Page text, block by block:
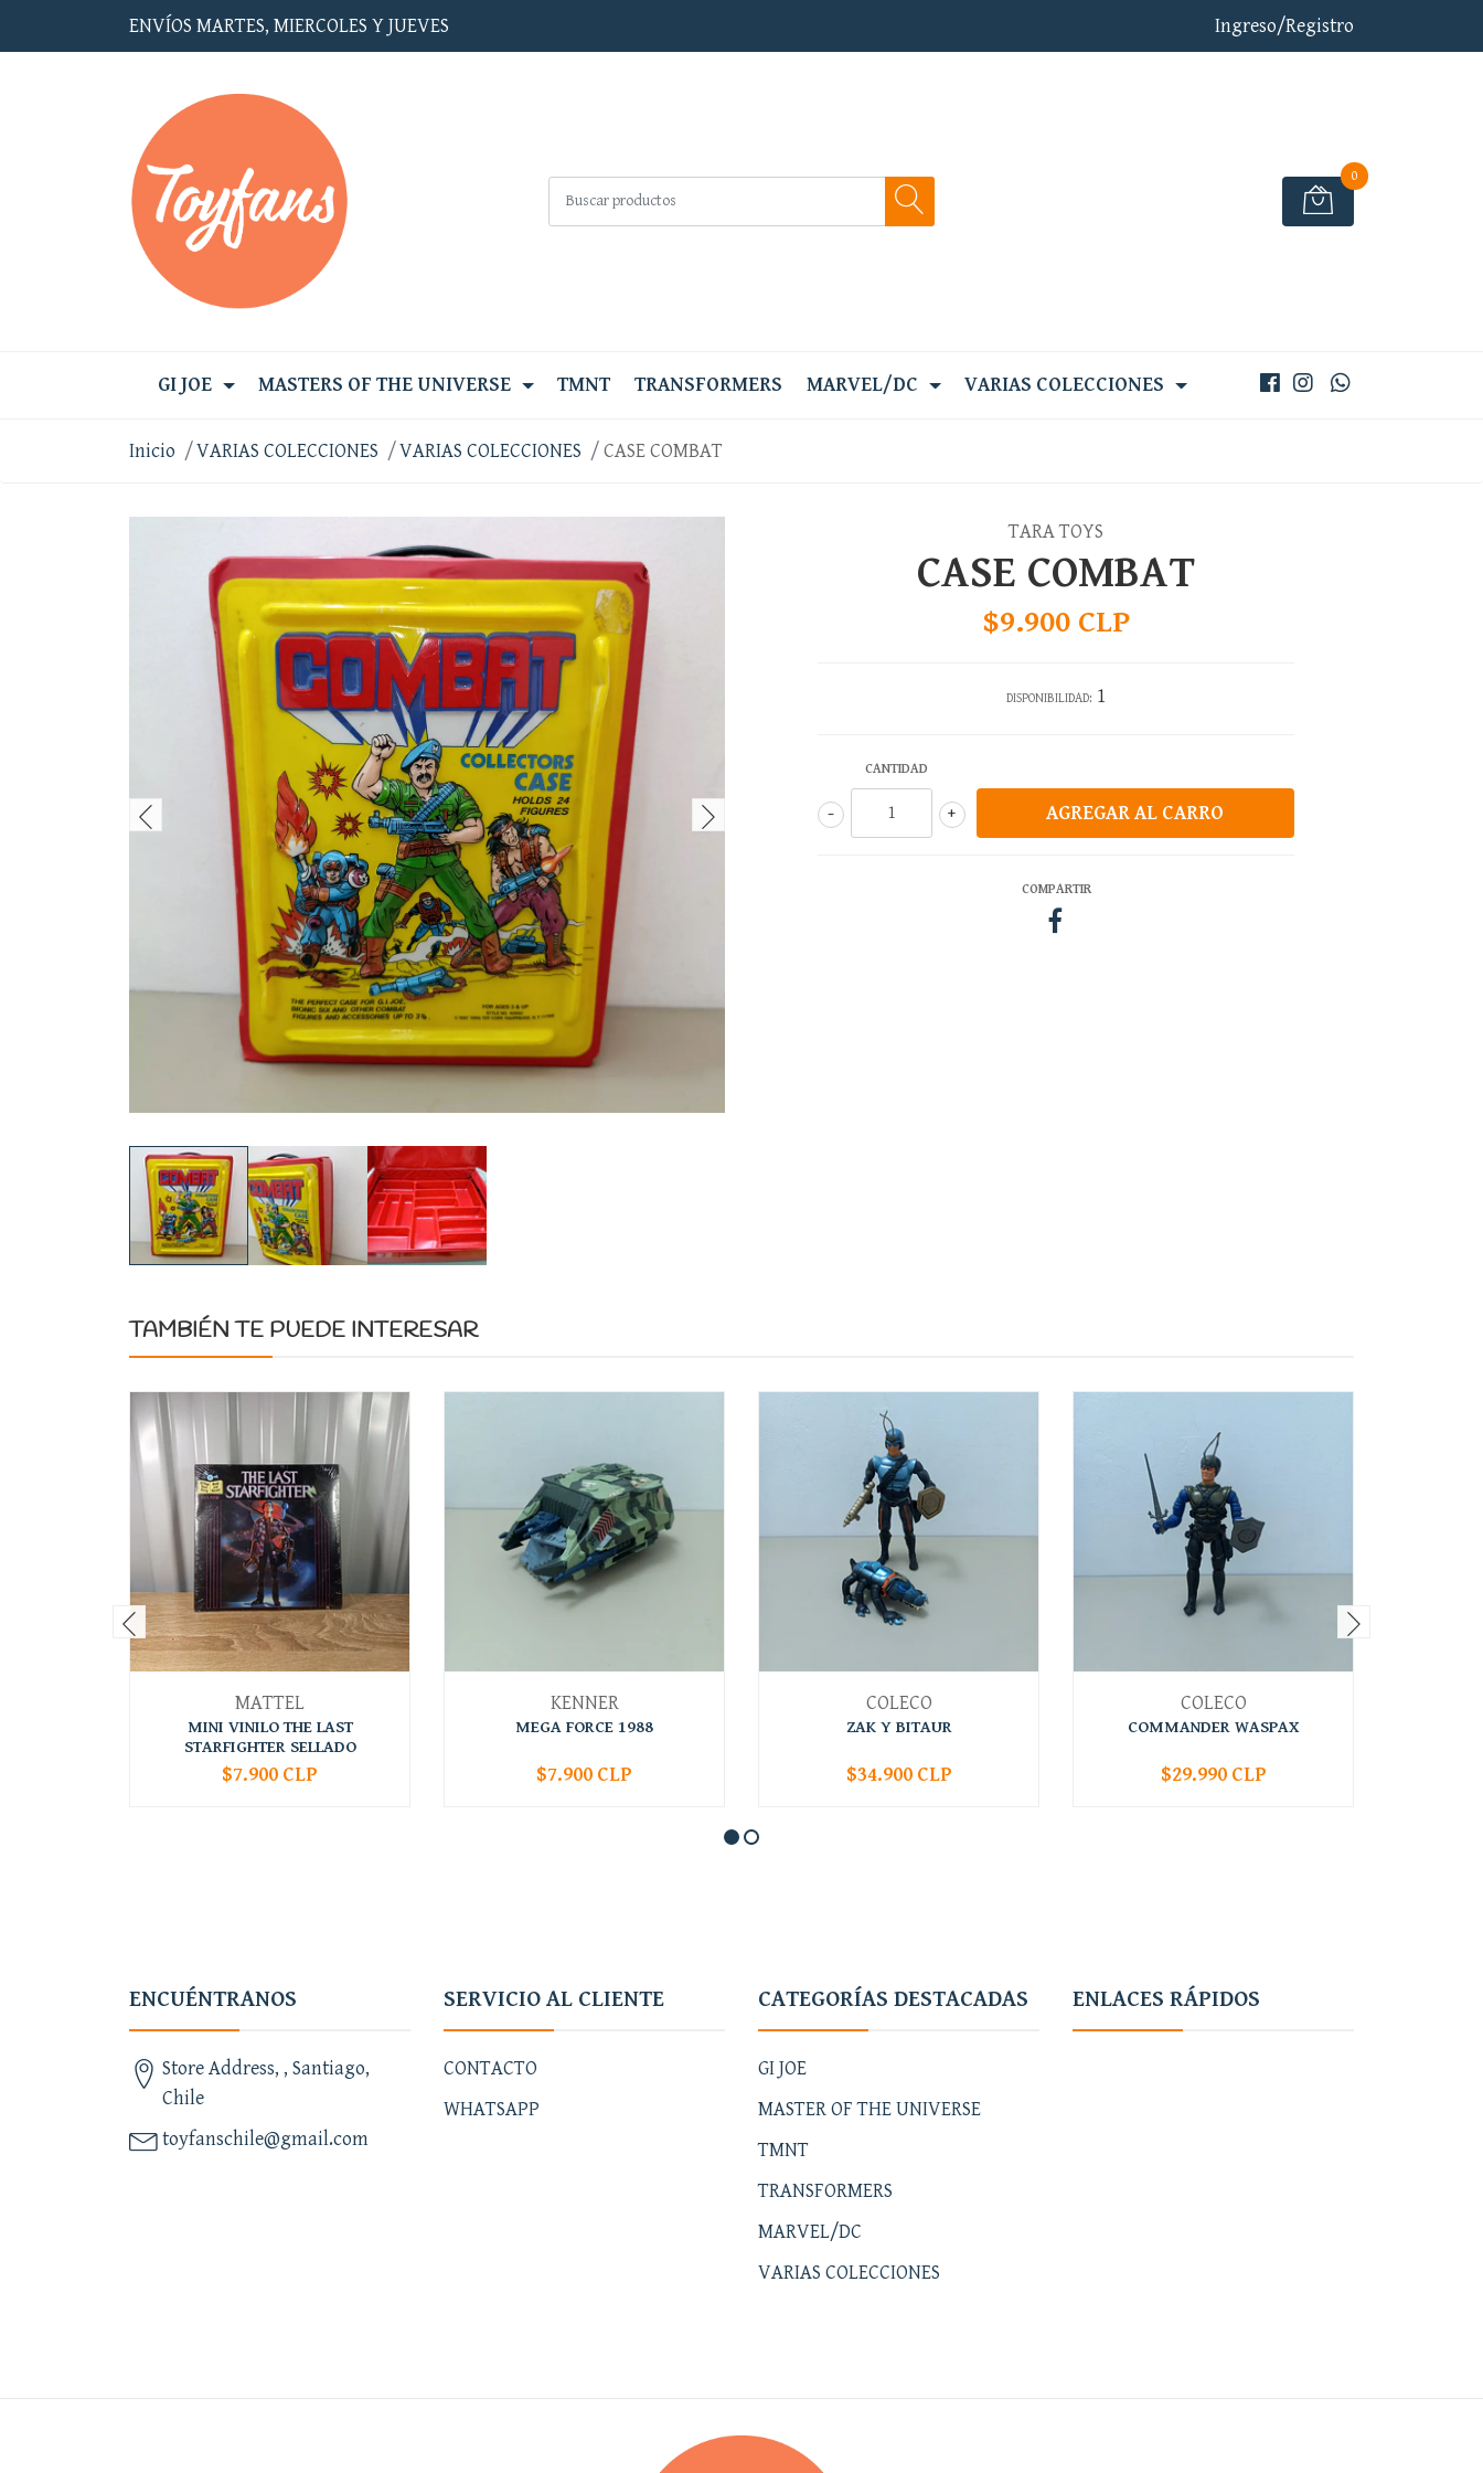
ENVÍOS MARTES, MIERCOLES Y JUEVES Ingreso/Registro
0
GI JOE MASTERS OF THE UNIVERSE TMNT TRANSFORMERS MARVEL/DC VARIAS COLECCIONES
Inicio VARIAS COLECCIONES VARIAS COLECCIONES CASE COMBAT
TARA TOYS
CASE COMBAT
$9.900 CLP
DISPONIBILIDAD: 1
CANTIDAD
+
-
COMPARTIR
TAMBIÉN TE PUEDE INTERESAR
MATTEL
MINI VINILO THE LAST
STARFIGHTER SELLADO
+
$7.900 CLP
KENNER
MEGA FORCE 1988
+
$7.900 CLP
COLECO
ZAK Y BITAUR
+
$34.900 CLP
COLECO
COMMANDER WASPAX
+
$29.990 CLP
ENCUÉNTRANOS
Store Address, , Santiago,
Chile
toyfanschile@gmail.com
SERVICIO AL CLIENTE
CONTACTO
WHATSAPP
CATEGORÍAS DESTACADAS
GI JOE
MASTER OF THE UNIVERSE
TMNT
TRANSFORMERS
MARVEL/DC
VARIAS COLECCIONES
ENLACES RÁPIDOS